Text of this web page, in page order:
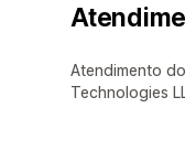
Atendimento
Technologies